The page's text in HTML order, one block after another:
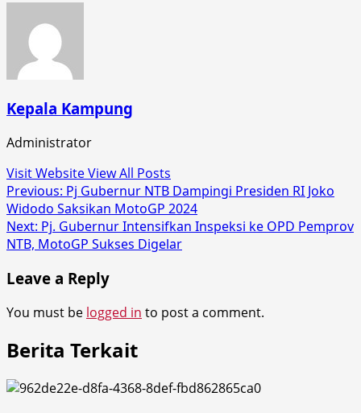
Kepala Kampung
Administrator
Visit WebsiteView All Posts
Post
navigation
Previous: Pj Gubernur NTB Dampingi Presiden RI Joko
Widodo Saksikan MotoGP 2024
Next: Pj. Gubernur Intensifkan Inspeksi ke OPD Pemprov
NTB, MotoGP Sukses Digelar
Leave a Reply
You must be logged in to post a comment.
Berita Terkait